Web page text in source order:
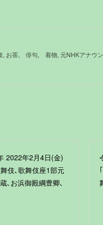
, お茶, 俳句, 着物, 元NHKアナウ
2022年2月4日(金)
伎､歌舞伎座1部元
､お浜御殿綱豊卿､